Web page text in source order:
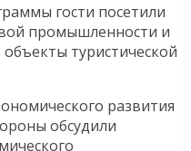
гости посетили
промышленности и
туристической
развития
обсудили